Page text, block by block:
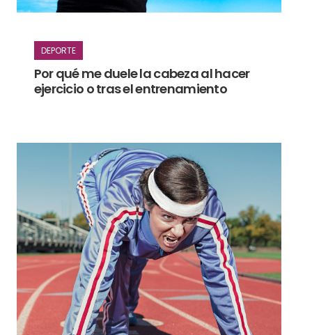
DEPORTE
Por qué me duele la cabeza al hacer
ejercicio o tras el entrenamiento